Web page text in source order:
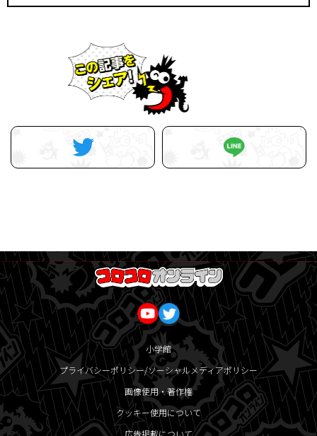
小学館
プライバシーポリシー/ソーシャルメディアポリシー
画像使用・著作権
クッキー使用について
広告掲載について